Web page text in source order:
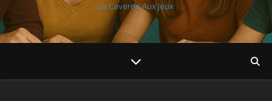
La Caverne Aux Jeux